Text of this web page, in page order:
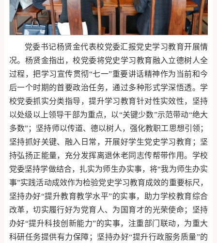
党委书记杨贤金代表校党委汇报党史学习教育开展情
况。杨贤金指出，校党委将党史学习教育融入立德树人全
过程，把学习宣传贯彻“七一”重要讲话精神作为当前和今
后一个时期的首要政治任务，通过多种形式学深悟透。学
校党委抓实分类指导，提升学习教育针对性实效性，坚持
以处级以上领导干部为重点，以“关键少数”示范带动“绝大
多数”；坚持师以传道、德以树人，强化教职工思想引领；
坚持抓好关键、融入日常，开展好学生党史学习教育；坚
持弘扬正能量，充分发挥离退休老同志传帮带作用。学校
党委坚持学做结合，扎实为师生办实事，将“我为师生办实
事”实践活动成效作为检验党史学习教育成效的重要标尺，
坚持办好“提升教育教学水平”的实事，助力学校教育综合
改革，切实履行好为党育人、为国育才的光荣使命；坚持
办好“提升科技创新能力”的实事，注重部门联动，为重大
科研任务提供有力保障；坚持办好“提升行政服务质量”的